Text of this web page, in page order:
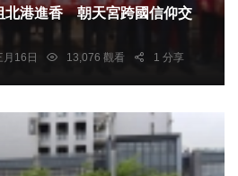
北港進香 朝天宮跨國信仰交
16日 13,076 觀看 1 分享